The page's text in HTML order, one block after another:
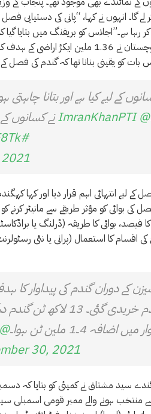
لے گا۔ انہوں نے کہا، “پانی کی
کو یقینی بنانا تھا کہ گندم کی فصل کے
کے لیے کیا ہے اور بتانا چاہتی
نے کسانوں
#KhanNewPakistan
کے لیے انتہائی اہم قرار دیا اور کہا
بوائی کو مؤثر طریقے سے مانیٹر کرنے کو
فیصد، بوائی کا طریقہ (ڈرلنگ یا
اقسام کا استعمال (پرانی یا نئی
گندم کی پیداوار کا ہدف 28.9 ملین ٹن ہے جو گزشتہ سال 27.5 ملین
4۔1 ملین ٹن ہوا۔
30, 2021
سید مشتاق نے کمیٹی کو بتایا کہ
سے منتخب ہونے والے ممبر قومی اسمبلی